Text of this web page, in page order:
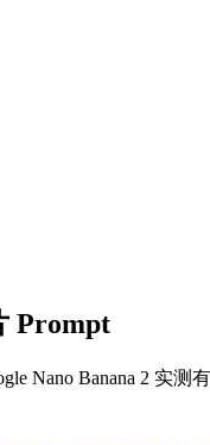
Prompt
Nano Banana 2 实测有